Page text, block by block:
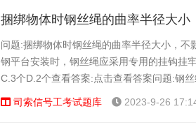
捆绑物体时钢丝绳的曲率半径大小
问题:捆绑物体时钢丝绳的曲率半径大小，
钢平台安装时，钢丝绳应采用专用的挂钩挂
C.3个D.2个查看答案:点击查看答案问题:钢
确B.错误查看答案:点击查看答案问题:××市...
司索信号工考试题库 2023-9-26